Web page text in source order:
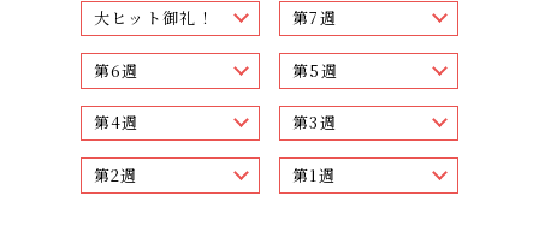
大ヒット御礼！ 第7週
第6週 第5週
第4週 第3週
第2週 第1週